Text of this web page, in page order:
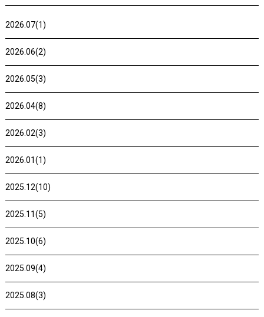
2026.07(1)
2026.06(2)
2026.05(3)
2026.04(8)
2026.02(3)
2026.01(1)
2025.12(10)
2025.11(5)
2025.10(6)
2025.09(4)
2025.08(3)